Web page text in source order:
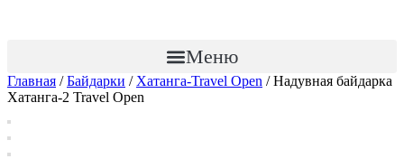
Меню
Главная /Байдарки / Хатанга-Travel Open / Надувная байдарка
Хатанга-2 Travel Open